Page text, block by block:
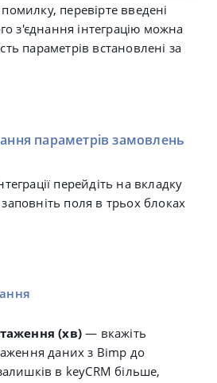
перевірте введені
з'єднання інтеграцію можна
параметрів встановлені за
параметрів замовлень
перейдіть на вкладку
заповніть поля в трьох блоках
(хв) — вкажіть
даних з Bimp до
в keyCRM більше,